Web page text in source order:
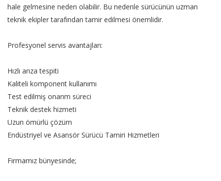
hale gelmesine neden olabilir. Bu nedenle sürücünün uzman
teknik ekipler tarafından tamir edilmesi önemlidir.
Profesyonel servis avantajları:
Hızlı arıza tespiti
Kaliteli komponent kullanımı
Test edilmiş onarım süreci
Teknik destek hizmeti
Uzun ömürlü çözüm
Endüstriyel ve Asansör Sürücü Tamiri Hizmetleri
Firmamız bünyesinde;